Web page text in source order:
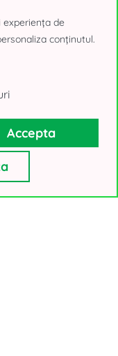
experiența de
conținutul.
Accepta